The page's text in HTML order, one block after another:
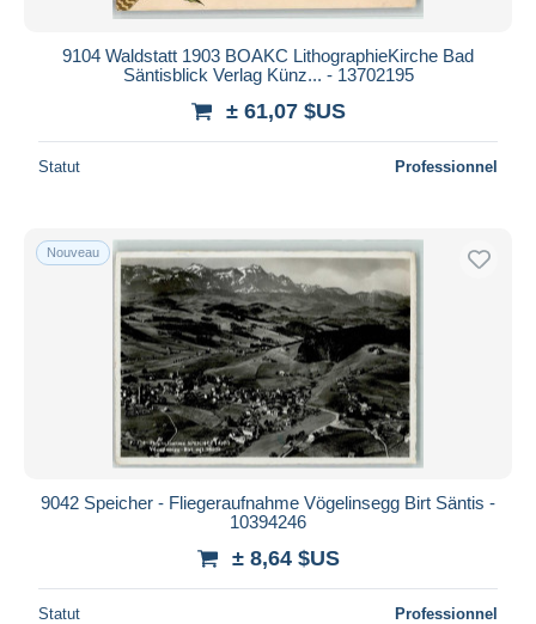
9104 Waldstatt 1903 BOAKC LithographieKirche Bad
Säntisblick Verlag Künz... - 13702195
± 61,07 $US
Statut Professionnel
Nouveau
9042 Speicher - Fliegeraufnahme Vögelinsegg Birt Säntis -
10394246
± 8,64 $US
Statut Professionnel